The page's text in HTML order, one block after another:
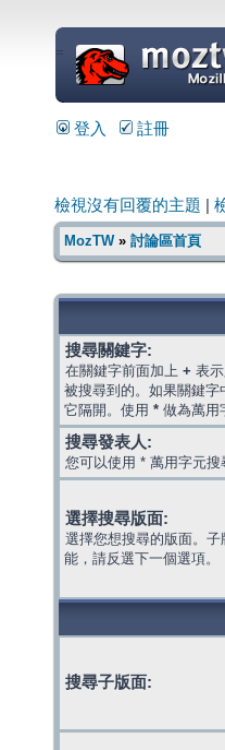
=
登入 註冊
檢視沒有回覆的主題
MozTW» 討論區首頁
搜尋關鍵字:
在關鍵字前面加上 + 表
被搜尋到的。如果關鍵
它隔開。使用 * 做為萬用
搜尋發表人:
您可以使用 * 萬用字元搜
選擇搜尋版面:
選擇您想搜尋的版面。
能，請反選下一個選項。
搜尋子版面: